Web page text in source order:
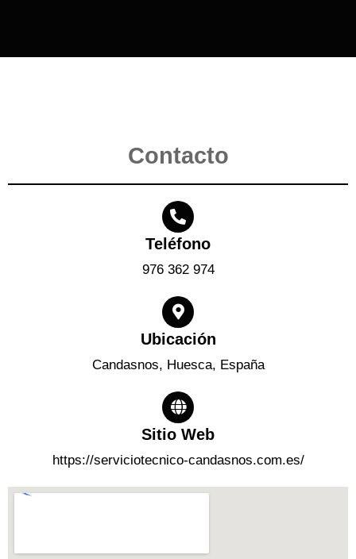
Contacto
Teléfono
976 362 974
Ubicación
Candasnos, Huesca, España
Sitio Web
https://serviciotecnico-candasnos.com.es/